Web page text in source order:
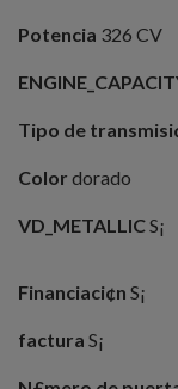
Potencia 326 CV
Tipo de
Color dorado
VD_METALLICS¡
Financiaci¢n S¡
factura S¡